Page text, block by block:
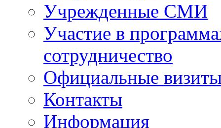
Учрежденные СМИ
Участие в
сотрудничество
Официальные
Контакты
Информация